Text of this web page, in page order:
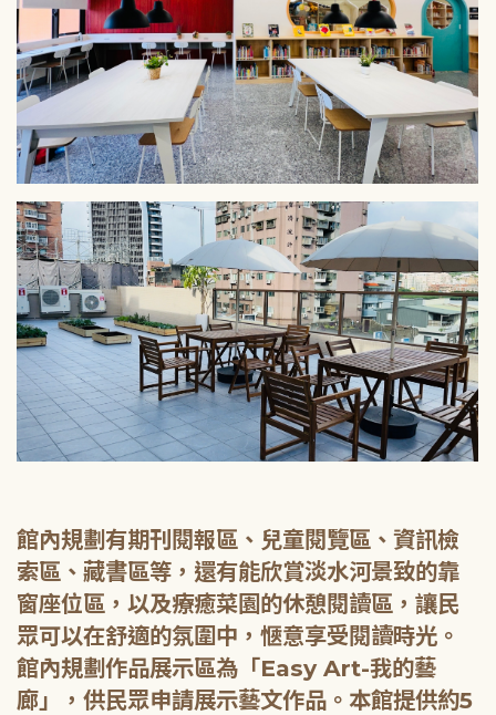
館內規劃有期刊閱報區、兒童閱覽區、資訊檢
索區、藏書區等，還有能欣賞淡水河景致的靠
窗座位區，以及療癒菜園的休憩閱讀區，讓民
眾可以在舒適的氛圍中，愜意享受閱讀時光。
館內規劃作品展示區為「Easy Art-我的藝
廊」，供民眾申請展示藝文作品。本館提供約5